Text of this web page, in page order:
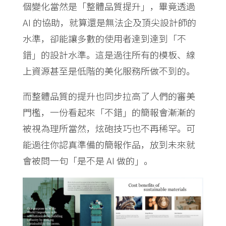
個變化當然是「整體品質提升」，畢竟透過
AI 的協助，就算還是無法企及頂尖設計師的
水準，卻能讓多數的使用者達到達到「不
錯」的設計水準。這是過往所有的模板、線
上資源甚至是低階的美化服務所做不到的。
而整體品質的提升也同步拉高了人們的審美
門檻，一份看起來「不錯」的簡報會漸漸的
被視為理所當然，炫砲技巧也不再稀罕。可
能過往你認真準備的簡報作品，放到未來就
會被問一句「是不是 AI 做的」。